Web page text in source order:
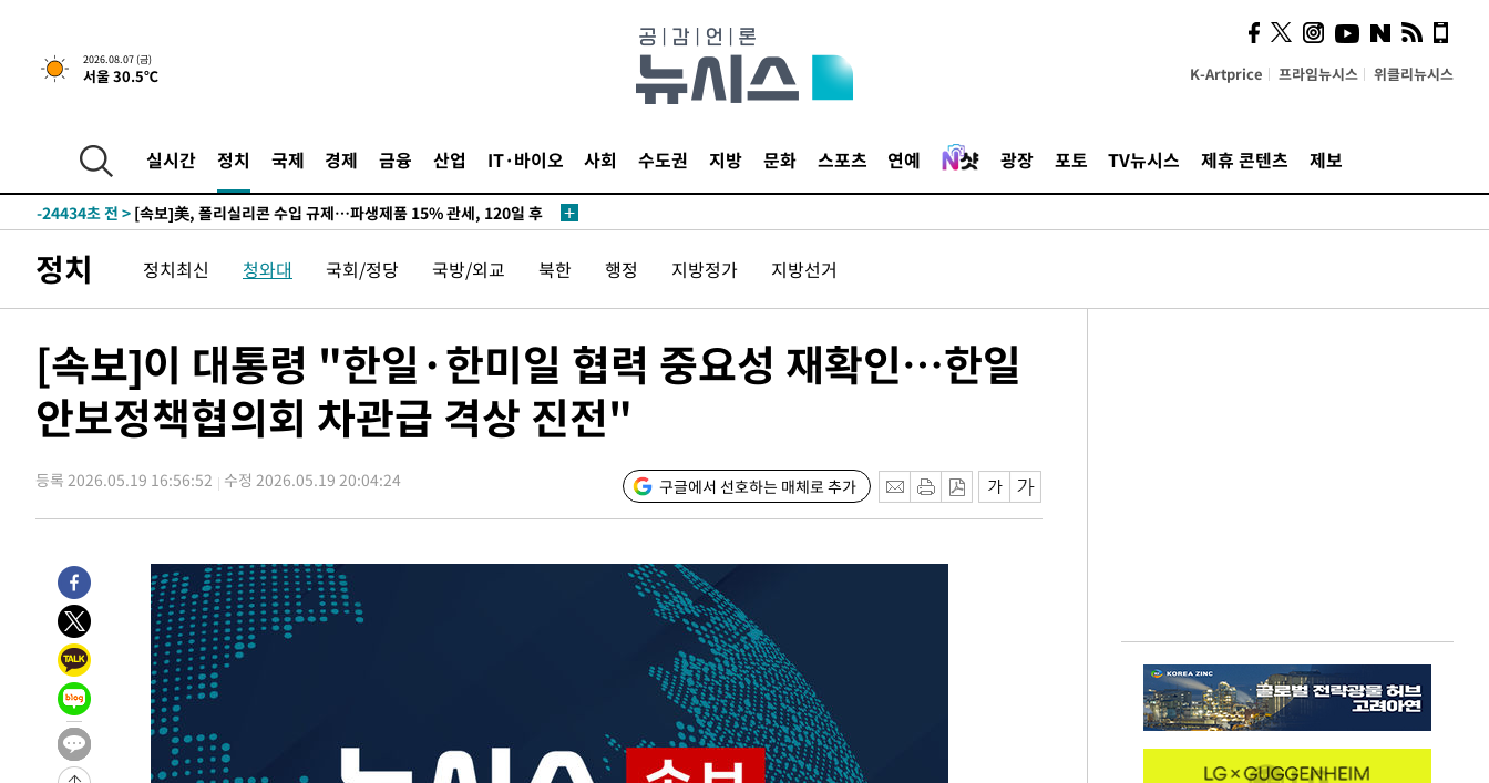
2026.08.07 (금)
서울 30.5℃ K-Artprice 프라임뉴시스 위클리뉴시스
실시간 정치 국제 경제 금융 산업 IT·바이오 사회 수도권 지방 문화 스포츠 연예 광장 포토 TV뉴시스 제휴 콘텐츠 제보
-20285초 전 >[속보] 뉴욕증시, 일제 하락 마감…나스닥 0.06%↓
-30755초 전 >
입추에도 극한더위…서울 낮 39도 '폭염중대경보'
-25719초 전 >
례 큰 폭발음
-24434초 전 > [속보]美, 폴리실리콘 수입 규제…파생제품 15% 관세, 120일 후
-20285초 전 >
[속보] 뉴욕증시, 일제 하락 마감…나스닥 0.06%↓
-31457초 전 >시리아 다마스쿠스 교외에서 미니버스 폭발.. 14명 부상, 3명은 중
-25719초 전 >
이란, 호르무즈서 "적국 목표물들"과 대치로 남부 케슘섬에서 두차
례 큰 폭발음
-24434초 전 >[속보]美, 폴리실리콘 수입 규제…파생제품 15% 관세, 120일 후
발효
-22585초 전 >[속보]트럼프, 美 원정출산 금지 행정명령 서명
정치 정치최신 청와대 국회/정당 국방/외교 북한 행정 지방정가 지방선거
[속보]이 대통령 "한일·한미일 협력 중요성 재확인…한일
안보정책협의회 차관급 격상 진전"
등록 2026.05.19 16:56:52 수정 2026.05.19 20:04:24 구글에서 선호하는 매체로 추가